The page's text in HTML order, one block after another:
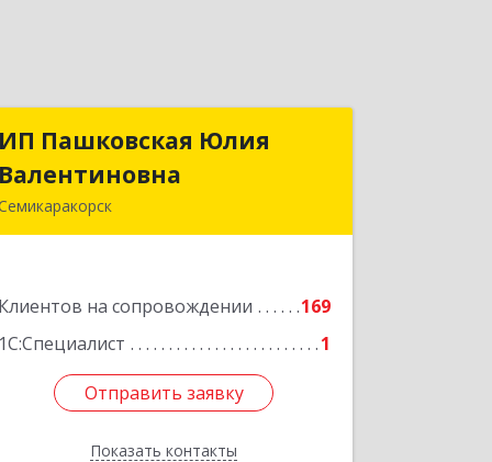
ИП Пашковская Юлия
Валентиновна
Клиентов на сопровождении
169
1С:Специалист
1
Отправить заявку
Показать контакты
ИП Пашковская Юлия
Валентиновна
Подробнее
Отправить заявку
Назад